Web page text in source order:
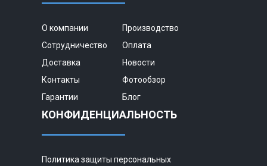
О компании
Производство
Сотрудничество
Оплата
Доставка
Новости
Контакты
Фотообзор
Гарантии
Блог
КОНФИДЕНЦИАЛЬНОСТЬ
Политика защиты персональных